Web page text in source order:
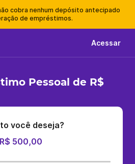
cobra nenhum depósito antecipado
de empréstimos.
Acessar
Pessoal de R$
você deseja?
R$ 500,00